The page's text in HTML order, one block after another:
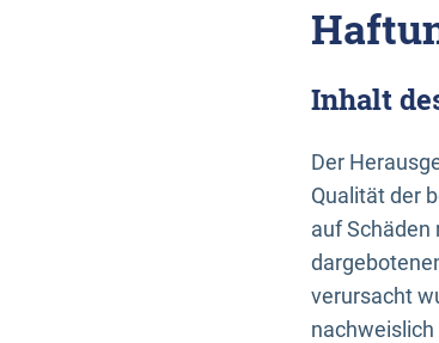
Inhalt
Der
Qualität der
auf Schäden
verursacht